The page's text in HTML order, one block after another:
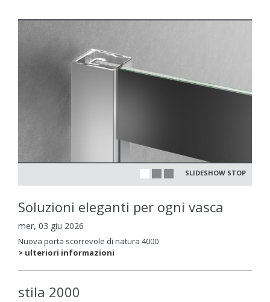
SLIDESHOW STOP
Soluzioni eleganti per ogni vasca
mer, 03 giu 2026
Nuova porta scorrevole di natura 4000
> ulteriori informazioni
stila 2000